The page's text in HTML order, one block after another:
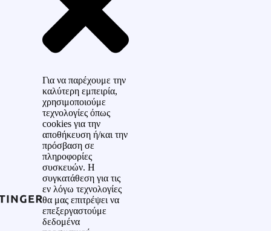
Για να παρέχουμε την
καλύτερη εμπειρία,
χρησιμοποιούμε
τεχνολογίες όπως
cookies για την
αποθήκευση ή/και την
πρόσβαση σε
πληροφορίες
συσκευών. Η
συγκατάθεση για τις
εν λόγω τεχνολογίες
θα μας επιτρέψει να
επεξεργαστούμε
δεδομένα